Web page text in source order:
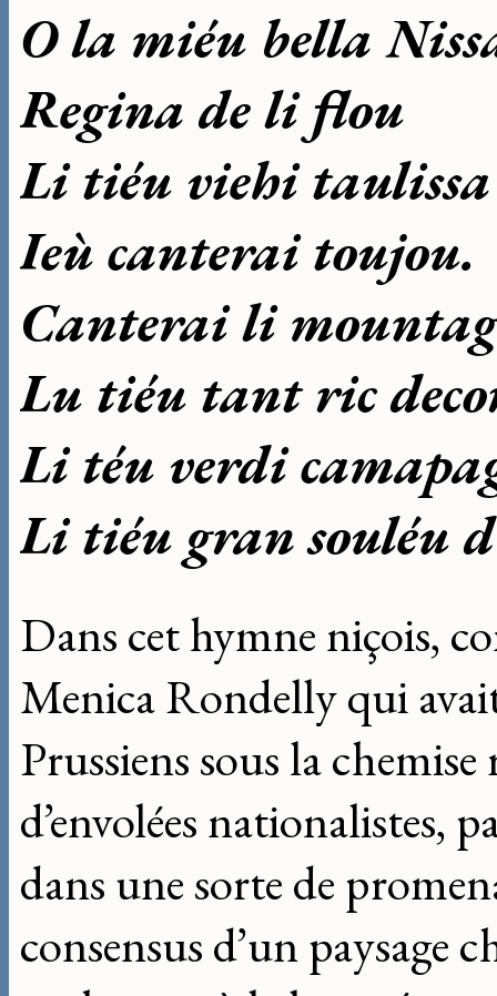
O la miéu bella
Regina de li flou
Li tiéu viehi taulissa
Ieù canterai toujou.
Canterai li
Lu tiéu tant ric
Li téu verdi
Li tiéu gran souléu
Dans cet hymne niçois,
Menica Rondelly qui
Prussiens sous la
d’envolées nationalistes,
dans une sorte de
consensus d’un paysage